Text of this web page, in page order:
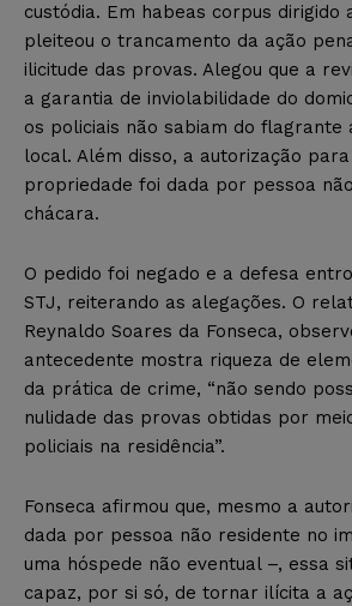
custódia. Em habeas corpus dirigido
pleiteou o trancamento da ação
ilicitude das provas. Alegou que a
a garantia de inviolabilidade do
os policiais não sabiam do
local. Além disso, a autorização
propriedade foi dada por pessoa
chácara.
O pedido foi negado e a defesa
STJ, reiterando as alegações. O
Reynaldo Soares da Fonseca,
antecedente mostra riqueza de
da prática de crime, “não sendo
nulidade das provas obtidas por
policiais na residência”.
Fonseca afirmou que, mesmo a
dada por pessoa não residente no
uma hóspede não eventual –, essa
capaz, por si só, de tornar ilícita a